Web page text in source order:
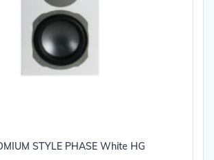
STYLE PHASE White HG